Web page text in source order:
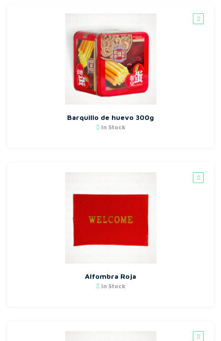
Barquillo de huevo 300g
In Stock
Alfombra Roja
In Stock